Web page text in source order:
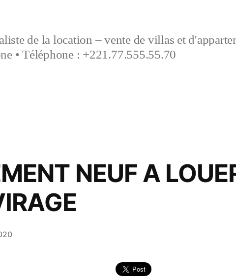
de la location – vente de villas et
• Téléphone : +221.77.555.55.70
NEUF A